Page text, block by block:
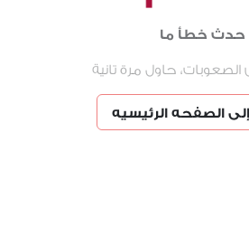
حدث خطأ ما
حاول مرة تانية
الصفحه الرئيسيه